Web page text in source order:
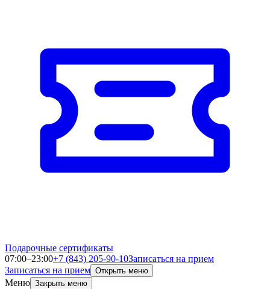
Подарочные сертификаты
07:00–23:00+7 (843) 205-90-10Записаться на прием
Записаться на прием Открыть меню
Меню Закрыть меню